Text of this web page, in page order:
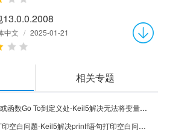
中文 / 2025-01-21
相关专题
Keil5怎么解决无法将变量或函数Go To到定义处-Keil5解决无法将变量或函数Go To到定义处的方法
Keil5怎么解决printf语句打印空白问题-Keil5解决printf语句打印空白问题的方法